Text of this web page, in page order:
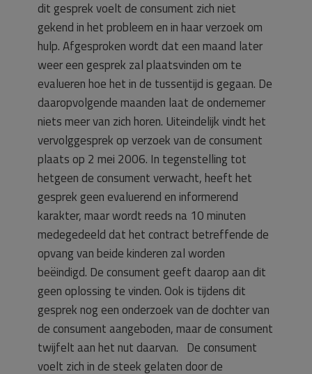
dit gesprek voelt de consument zich niet
gekend in het probleem en in haar verzoek om
hulp. Afgesproken wordt dat een maand later
weer een gesprek zal plaatsvinden om te
evalueren hoe het in de tussentijd is gegaan. De
daaropvolgende maanden laat de ondernemer
niets meer van zich horen. Uiteindelijk vindt het
vervolggesprek op verzoek van de consument
plaats op 2 mei 2006. In tegenstelling tot
hetgeen de consument verwacht, heeft het
gesprek geen evaluerend en informerend
karakter, maar wordt reeds na 10 minuten
medegedeeld dat het contract betreffende de
opvang van beide kinderen zal worden
beëindigd. De consument geeft daarop aan dit
geen oplossing te vinden. Ook is tijdens dit
gesprek nog een onderzoek van de dochter van
de consument aangeboden, maar de consument
twijfelt aan het nut daarvan. De consument
voelt zich in de steek gelaten door de